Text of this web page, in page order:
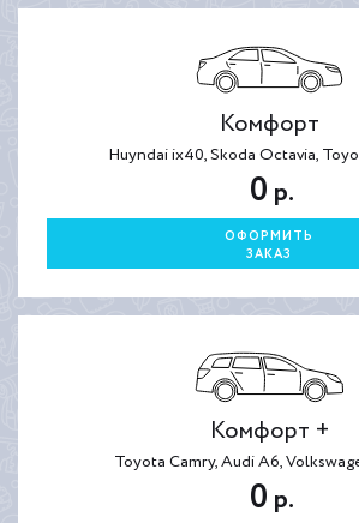
Комфорт
Huyndai ix40, Skoda Octavia,
0 р.
ОФОРМИТЬ
ЗАКАЗ
Комфорт +
Toyota Camry, Audi A6,
0 р.